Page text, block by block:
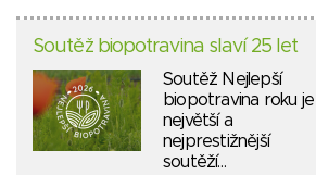
Soutěž biopotravina slaví 25 let
Soutěž Nejlepší
biopotravina roku je
největší a
nejprestižnější
soutěží…